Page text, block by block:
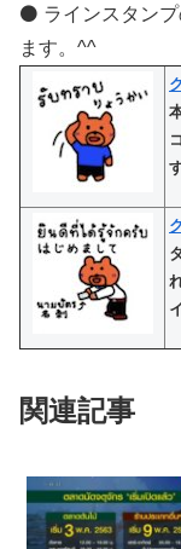
⚫️ ラインスタン
ます。^^
関連記事